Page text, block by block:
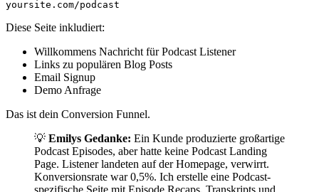
Diese Seite inkludiert:
Willkommens Nachricht für Podcast Listener
Links zu populären Blog Posts
Email Signup
Demo Anfrage
Das ist dein Conversion Funnel.
💡 Emilys Gedanke: Ein Kunde produzierte großartige
Podcast Episodes, aber hatte keine Podcast Landing
Page. Listener landeten auf der Homepage, verwirrt.
Konversionsrate war 0,5%. Ich erstelle eine Podcast-